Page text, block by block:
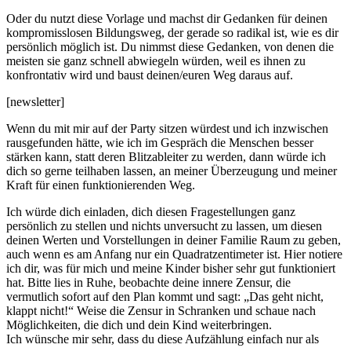
Oder du nutzt diese Vorlage und machst dir Gedanken für deinen
kompromisslosen Bildungsweg, der gerade so radikal ist, wie es dir
persönlich möglich ist. Du nimmst diese Gedanken, von denen die
meisten sie ganz schnell abwiegeln würden, weil es ihnen zu
konfrontativ wird und baust deinen/euren Weg daraus auf.
[newsletter]
Wenn du mit mir auf der Party sitzen würdest und ich inzwischen
rausgefunden hätte, wie ich im Gespräch die Menschen besser
stärken kann, statt deren Blitzableiter zu werden, dann würde ich
dich so gerne teilhaben lassen, an meiner Überzeugung und meiner
Kraft für einen funktionierenden Weg.
Ich würde dich einladen, dich diesen Fragestellungen ganz
persönlich zu stellen und nichts unversucht zu lassen, um diesen
deinen Werten und Vorstellungen in deiner Familie Raum zu geben,
auch wenn es am Anfang nur ein Quadratzentimeter ist. Hier notiere
ich dir, was für mich und meine Kinder bisher sehr gut funktioniert
hat. Bitte lies in Ruhe, beobachte deine innere Zensur, die
vermutlich sofort auf den Plan kommt und sagt: „Das geht nicht,
klappt nicht!“ Weise die Zensur in Schranken und schaue nach
Möglichkeiten, die dich und dein Kind weiterbringen.
Ich wünsche mir sehr, dass du diese Aufzählung einfach nur als